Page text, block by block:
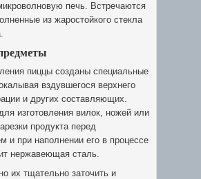
печь. Встречаются
из жаростойкого стекла
пиццы созданы специальные
вздувшегося верхнего
и других составляющих.
изготовления вилок, ножей или
продукта перед
и при наполнении его в процессе
нержавеющая сталь.
их тщательно заточить и